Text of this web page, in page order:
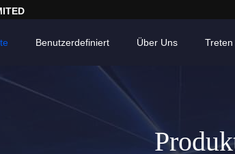
Über Uns Treten
Benutzerdefiniert